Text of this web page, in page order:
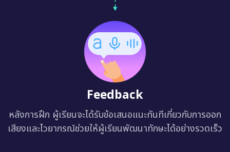
Feedback
หลังการฝึก ผู้เรียนจะได้รับข้อเสนอแนะทันทีเกี่ยวกับการออก
เสียงและไวยากรณ์ช่วยให้ผู้เรียนพัฒนาทักษะได้อย่างรวดเร็ว